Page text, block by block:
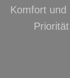
Komfort und